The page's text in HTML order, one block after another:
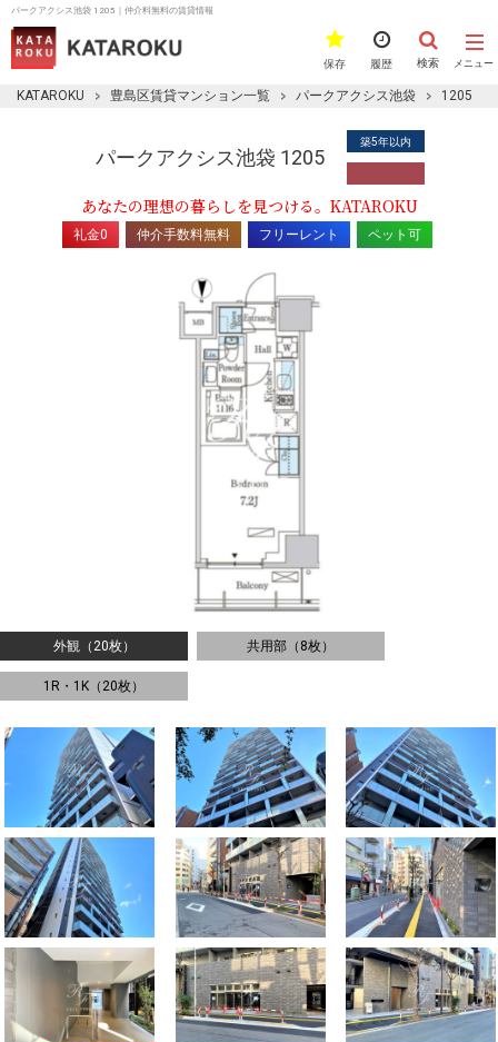
パークアクシス池袋 1205｜仲介料無料の賃貸情報
メニュー
検索
履歴
保存
KATAROKU 豊島区賃貸マンション一覧 パークアクシス池袋 1205
パークアクシス池袋 1205
築5年以内
あなたの理想の暮らしを見つける。KATAROKU
礼金0 仲介手数料無料 フリーレント ペット可
外観（20枚） 共用部（8枚）
1R・1K（20枚）